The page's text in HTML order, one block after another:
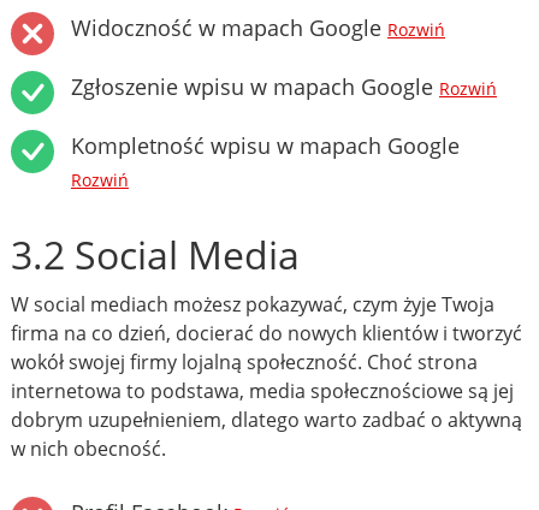
Widoczność w mapach Google Rozwiń
Zgłoszenie wpisu w mapach Google Rozwiń
Kompletność wpisu w mapach Google
Rozwiń
3.2 Social Media
W social mediach możesz pokazywać, czym żyje Twoja
firma na co dzień, docierać do nowych klientów i tworzyć
wokół swojej firmy lojalną społeczność. Choć strona
internetowa to podstawa, media społecznościowe są jej
dobrym uzupełnieniem, dlatego warto zadbać o aktywną
w nich obecność.